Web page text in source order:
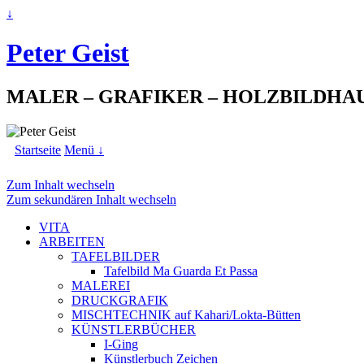
↓
Peter Geist
MALER – GRAFIKER –
Startseite Menü ↓
Zum Inhalt wechseln
Zum sekundären Inhalt wechseln
VITA
ARBEITEN
TAFELBILDER
Tafelbild Ma Guarda Et Passa
MALEREI
DRUCKGRAFIK
MISCHTECHNIK auf Kahari/Lokta-Bütten
KÜNSTLERBÜCHER
I-Ging
Künstlerbuch Zeichen